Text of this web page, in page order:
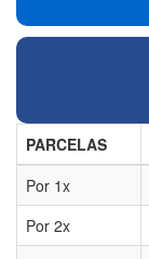
PARCELAS
Por 1x
Por 2x